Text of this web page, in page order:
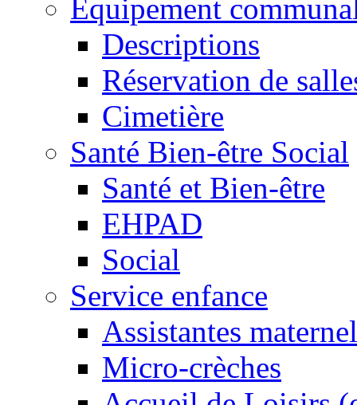
Equipement
Descriptions
Réservation de
Cimetière
Santé Bien-être Social
Santé et Bien-être
EHPAD
Social
Service enfance
Assistantes
Micro-crèches